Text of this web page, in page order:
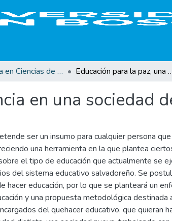
Licenciatura en Ciencias de la Educación Educación para la paz, una
en una sociedad
ser un insumo para cualquier persona que
una herramienta en la que plantea
el tipo de educación que actualmente se
del sistema educativo salvadoreño. Se
hacer educación, por lo que se planteará un
y una propuesta metodológica destinada
del quehacer educativo, que quieran